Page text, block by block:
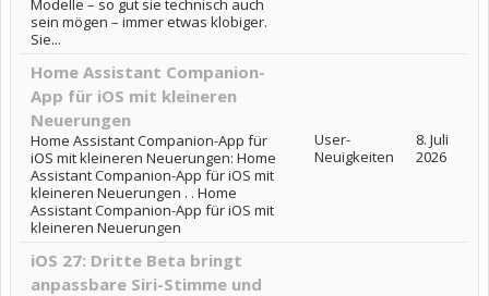
Modelle – so gut sie technisch auch
sein mögen – immer etwas klobiger.
Sie...
Home Assistant Companion-
App für iOS mit kleineren
Neuerungen
Home Assistant Companion-App für
iOS mit kleineren Neuerungen: Home
Assistant Companion-App für iOS mit
kleineren Neuerungen . . Home
Assistant Companion-App für iOS mit
kleineren Neuerungen
User-
Neuigkeiten
8. Juli
2026
iOS 27: Dritte Beta bringt
anpassbare Siri-Stimme und